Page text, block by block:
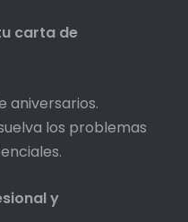
carta de
aniversarios.
los problemas
y